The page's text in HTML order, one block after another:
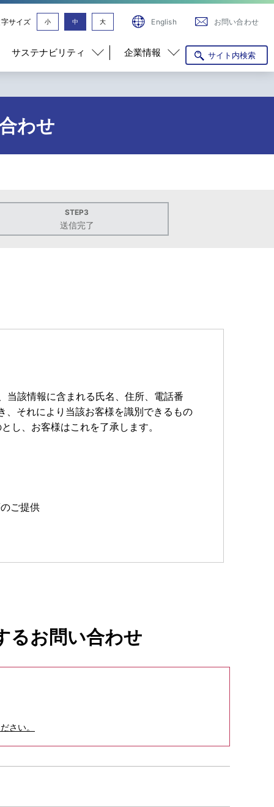
サイト内検索
サステナビリティ 企業情報
サイズ 小 中 大 English お問い合わせ
わせ
STEP3
送信完了
当該情報に含まれる氏名、住所、電話番
、それにより当該お客様を識別できるもの
し、お客様はこれを了承します。
ご提供
らかじめご了承ください。
的に利用することがあることを了承しま
るお問い合わせ
さい。